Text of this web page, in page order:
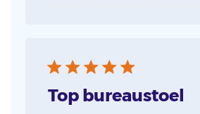
Top bureaustoel